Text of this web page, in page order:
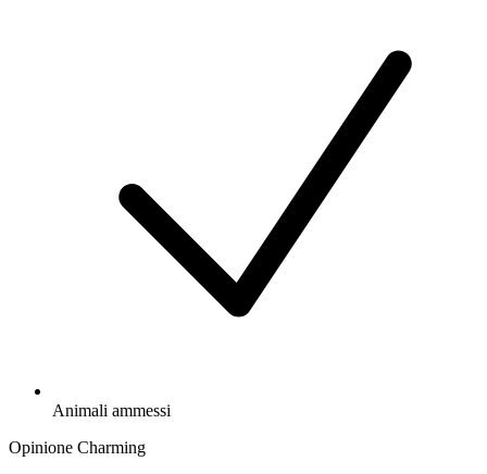
Animali ammessi
Opinione Charming